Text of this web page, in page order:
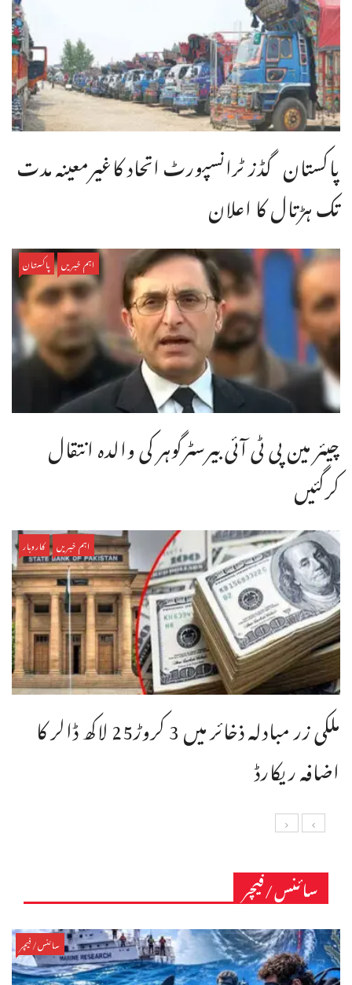
پاکستان گڈز ٹرانسپورٹ اتحاد کاغیرمعینہ مدت
تک ہڑتال کا اعلان
اہم خبریں پاکستان
چیئر مین پی ٹی آئی بیرسٹرگوہر کی والدہ انتقال
کرگئیں
اہم خبریں کاروبار
ملکی زر مبادلہ ذخائر میں 3 کروڑ25 لاکھ ڈالر کا
اضافہ ریکارڈ
سائنس/فیچر
سائنس/فیچر